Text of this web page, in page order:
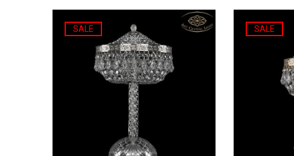
SALE SALE